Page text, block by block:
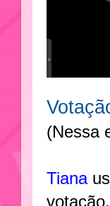
(Nessa
Tiana
votação.